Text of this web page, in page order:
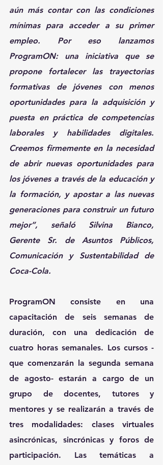
aún más contar con las condiciones
mínimas para acceder a su primer
empleo. Por eso lanzamos
ProgramON: una iniciativa que se
propone fortalecer las trayectorias
formativas de jóvenes con menos
oportunidades para la adquisición y
puesta en práctica de competencias
laborales y habilidades digitales.
Creemos firmemente en la necesidad
de abrir nuevas oportunidades para
los jóvenes a través de la educación y
la formación, y apostar a las nuevas
generaciones para construir un futuro
mejor”, señaló Silvina Bianco,
Gerente Sr. de Asuntos Públicos,
Comunicación y Sustentabilidad de
Coca-Cola.
ProgramON consiste en una
capacitación de seis semanas de
duración, con una dedicación de
cuatro horas semanales. Los cursos -
que comenzarán la segunda semana
de agosto- estarán a cargo de un
grupo de docentes, tutores y
mentores y se realizarán a través de
tres modalidades: clases virtuales
asincrónicas, sincrónicas y foros de
participación. Las temáticas a